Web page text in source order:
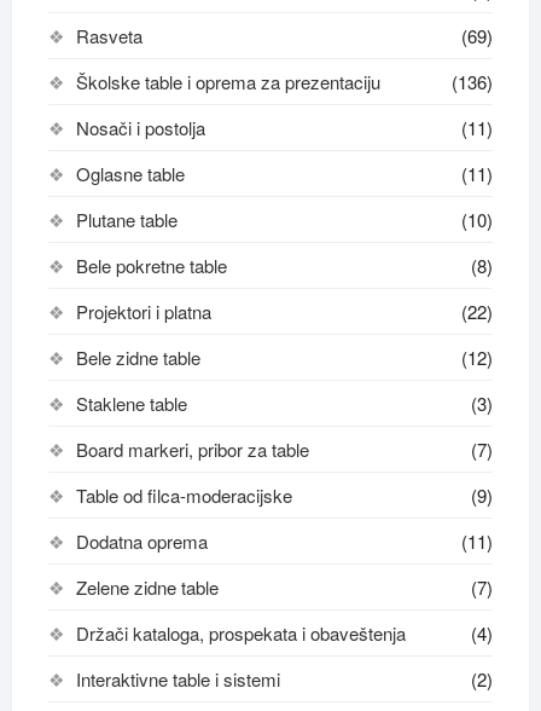
Rasveta
(69)
Školske table i oprema za prezentaciju
(136)
Nosači i postolja
(11)
Oglasne table
(11)
Plutane table
(10)
Bele pokretne table
(8)
Projektori i platna
(22)
Bele zidne table
(12)
Staklene table
(3)
Board markeri, pribor za table
(7)
Table od filca-moderacijske
(9)
Dodatna oprema
(11)
Zelene zidne table
(7)
Držači kataloga, prospekata i obaveštenja
(4)
Interaktivne table i sistemi
(2)